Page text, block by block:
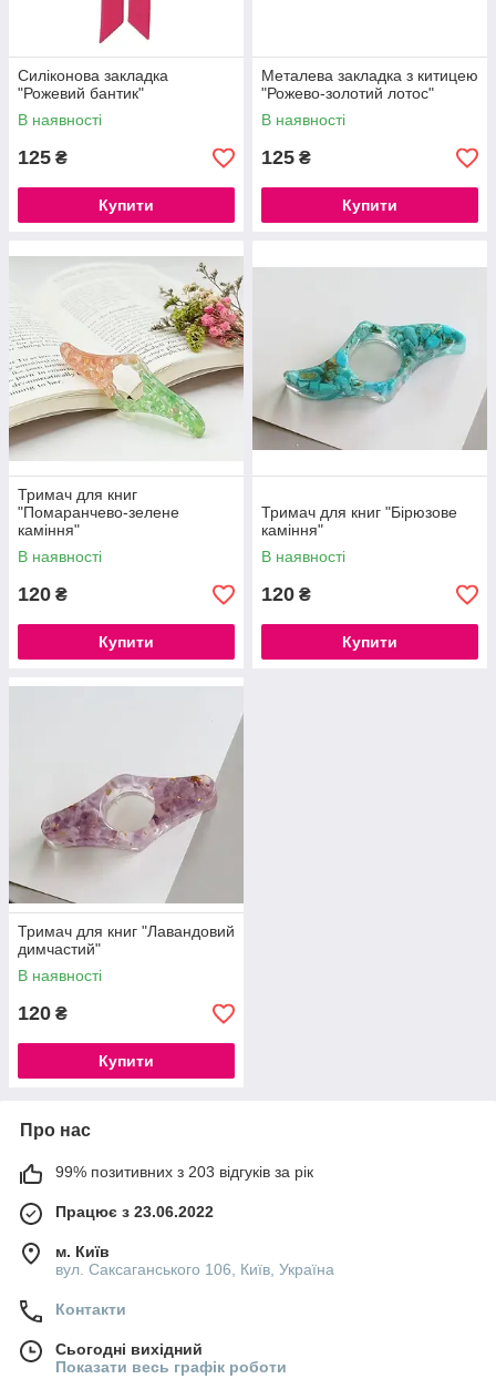
Силіконова закладка
"Рожевий бантик"
В наявності
125 ₴
Купити
Металева закладка з китицею
"Рожево-золотий лотос"
В наявності
125 ₴
Купити
Тримач для книг
"Помаранчево-зелене
каміння"
В наявності
120 ₴
Купити
Тримач для книг "Бірюзове
каміння"
В наявності
120 ₴
Купити
Тримач для книг "Лавандовий
димчастий"
В наявності
120 ₴
Купити
Про нас
99% позитивних з 203 відгуків за рік
Працює з 23.06.2022
м. Київ
вул. Саксаганського 106, Київ, Україна
Контакти
Сьогодні вихідний
Показати весь графік роботи